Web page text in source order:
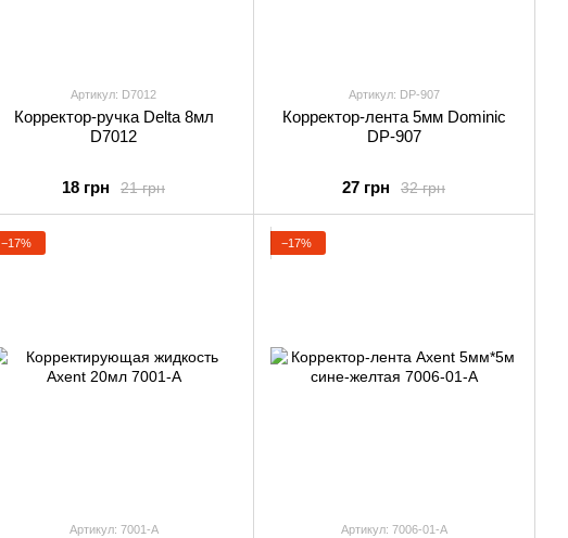
Артикул: D7012
Корректор-ручка Delta 8мл
D7012
21 грн
18 грн
Артикул: DP-907
Корректор-лента 5мм Dominic
DP-907
32 грн
27 грн
−17%
Артикул: 7001-A
−17%
Артикул: 7006-01-А